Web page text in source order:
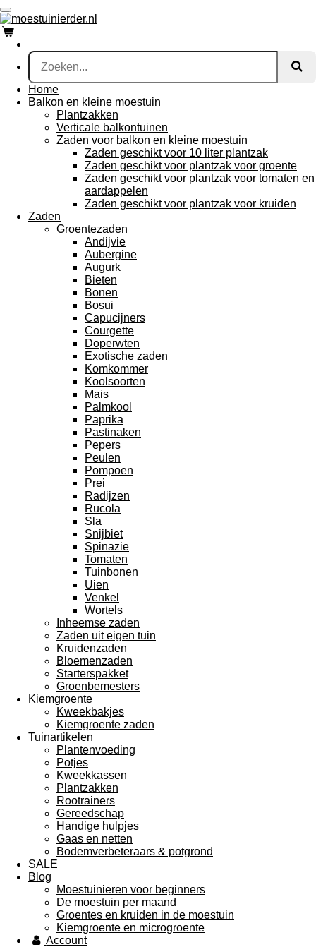
Ga
direct
naar
de
hoofdinhoud
Home
Balkon en kleine moestuin
Plantzakken
Verticale balkontuinen
Zaden voor balkon en kleine moestuin
Zaden geschikt voor 10 liter plantzak
Zaden geschikt voor plantzak voor groente
Zaden geschikt voor plantzak voor tomaten en
aardappelen
Zaden geschikt voor plantzak voor kruiden
Zaden
Groentezaden
Andijvie
Aubergine
Augurk
Bieten
Bonen
Bosui
Capucijners
Courgette
Doperwten
Exotische zaden
Komkommer
Koolsoorten
Mais
Palmkool
Paprika
Pastinaken
Pepers
Peulen
Pompoen
Prei
Radijzen
Rucola
Sla
Snijbiet
Spinazie
Tomaten
Tuinbonen
Uien
Venkel
Wortels
Inheemse zaden
Zaden uit eigen tuin
Kruidenzaden
Bloemenzaden
Starterspakket
Groenbemesters
Kiemgroente
Kweekbakjes
Kiemgroente zaden
Tuinartikelen
Plantenvoeding
Potjes
Kweekkassen
Plantzakken
Rootrainers
Gereedschap
Handige hulpjes
Gaas en netten
Bodemverbeteraars & potgrond
SALE
Blog
Moestuinieren voor beginners
De moestuin per maand
Groentes en kruiden in de moestuin
Kiemgroente en microgroente
Account